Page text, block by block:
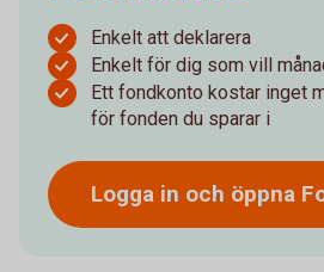
Enkelt att deklarera
Enkelt för dig som vill
Ett fondkonto kostar inget
för fonden du sparar i
Logga in och öppna